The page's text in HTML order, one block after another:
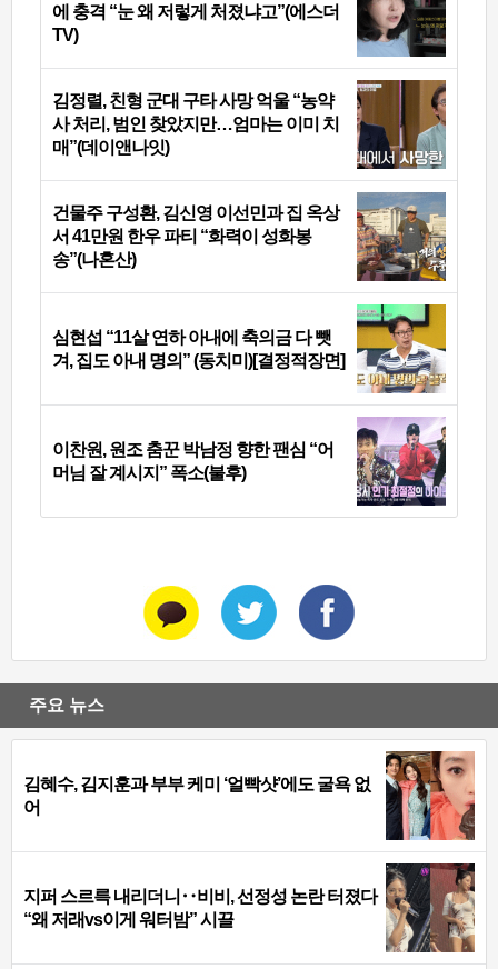
에 충격 “눈 왜 저렇게 처졌냐고”(에스더
TV)
김정렬, 친형 군대 구타 사망 억울 “농약
사 처리, 범인 찾았지만…엄마는 이미 치
매”(데이앤나잇)
건물주 구성환, 김신영 이선민과 집 옥상
서 41만원 한우 파티 “화력이 성화봉
송”(나혼산)
심현섭 “11살 연하 아내에 축의금 다 뺏
겨, 집도 아내 명의” (동치미)[결정적장면]
이찬원, 원조 춤꾼 박남정 향한 팬심 “어
머님 잘 계시지” 폭소(불후)
주요 뉴스
김혜수, 김지훈과 부부 케미 ‘얼빡샷’에도 굴욕 없
어
지퍼 스르륵 내리더니‥비비, 선정성 논란 터졌다
“왜 저래vs이게 워터밤” 시끌